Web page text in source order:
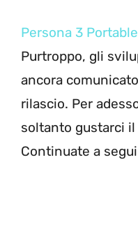
Persona 3
Purtroppo, gli
ancora
rilascio. Per
soltanto gustarci
Continuate a